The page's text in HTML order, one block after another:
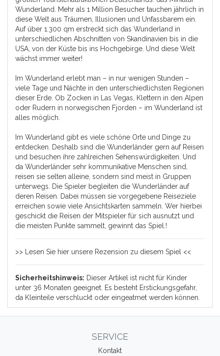
Wunderland. Mehr als 1 Million Besucher tauchen jährlich in
diese Welt aus Träumen, Illusionen und Unfassbarem ein.
Auf über 1.300 qm erstreckt sich das Wunderland in
unterschiedlichen Abschnitten von Skandinavien bis in die
USA, von der Küste bis ins Hochgebirge. Und diese Welt
wächst immer weiter!
Im Wunderland erlebt man – in nur wenigen Stunden –
viele Tage und Nächte in den unterschiedlichsten Regionen
dieser Erde. Ob Zocken in Las Vegas, Klettern in den Alpen
oder Rudern in norwegischen Fjorden – im Wunderland ist
alles möglich.
Im Wunderland gibt es viele schöne Orte und Dinge zu
entdecken. Deshalb sind die Wunderländer gern auf Reisen
und besuchen ihre zahlreichen Sehenswürdigkeiten. Und
da Wunderländer sehr kommunikative Menschen sind,
reisen sie selten alleine, sondern sind meist in Gruppen
unterwegs. Die Spieler begleiten die Wunderländer auf
deren Reisen. Dabei müssen sie vorgegebene Reiseziele
erreichen sowie viele Ansichtskarten sammeln. Wer hierbei
geschickt die Reisen der Mitspieler für sich ausnutzt und
die meisten Punkte sammelt, gewinnt das Spiel.!
>> Lesen Sie hier unsere Rezension zu diesem Spiel <<
Sicherheitshinweis: Dieser Artikel ist nicht für Kinder
unter 36 Monaten geeignet. Es besteht Erstickungsgefahr,
da Kleinteile verschluckt oder eingeatmet werden können.
SERVICE
Kontakt